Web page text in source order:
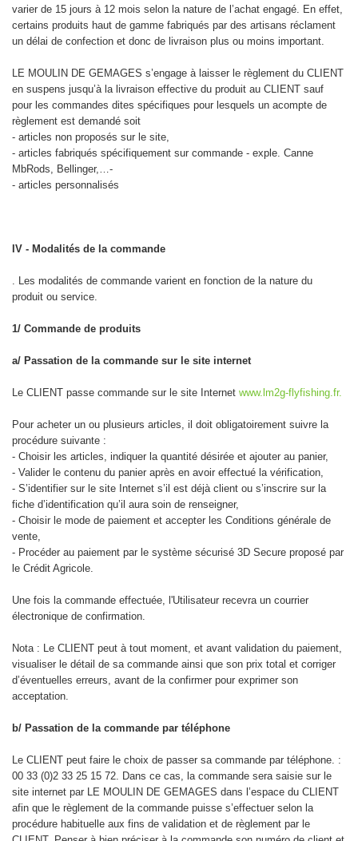
varier de 15 jours à 12 mois selon la nature de l’achat engagé. En effet,
certains produits haut de gamme fabriqués par des artisans réclament
un délai de confection et donc de livraison plus ou moins important.
LE MOULIN DE GEMAGES s’engage à laisser le règlement du CLIENT
en suspens jusqu’à la livraison effective du produit au CLIENT sauf
pour les commandes dites spécifiques pour lesquels un acompte de
règlement est demandé soit
- articles non proposés sur le site,
- articles fabriqués spécifiquement sur commande - exple. Canne
MbRods, Bellinger,…-
- articles personnalisés
IV - Modalités de la commande
. Les modalités de commande varient en fonction de la nature du
produit ou service.
1/ Commande de produits
a/ Passation de la commande sur le site internet
Le CLIENT passe commande sur le site Internet www.lm2g-flyfishing.fr.
Pour acheter un ou plusieurs articles, il doit obligatoirement suivre la
procédure suivante :
- Choisir les articles, indiquer la quantité désirée et ajouter au panier,
- Valider le contenu du panier après en avoir effectué la vérification,
- S’identifier sur le site Internet s’il est déjà client ou s’inscrire sur la
fiche d’identification qu’il aura soin de renseigner,
- Choisir le mode de paiement et accepter les Conditions générale de
vente,
- Procéder au paiement par le système sécurisé 3D Secure proposé par
le Crédit Agricole.
Une fois la commande effectuée, l'Utilisateur recevra un courrier
électronique de confirmation.
Nota : Le CLIENT peut à tout moment, et avant validation du paiement,
visualiser le détail de sa commande ainsi que son prix total et corriger
d’éventuelles erreurs, avant de la confirmer pour exprimer son
acceptation.
b/ Passation de la commande par téléphone
Le CLIENT peut faire le choix de passer sa commande par téléphone. :
00 33 (0)2 33 25 15 72. Dans ce cas, la commande sera saisie sur le
site internet par LE MOULIN DE GEMAGES dans l’espace du CLIENT
afin que le règlement de la commande puisse s’effectuer selon la
procédure habituelle aux fins de validation et de règlement par le